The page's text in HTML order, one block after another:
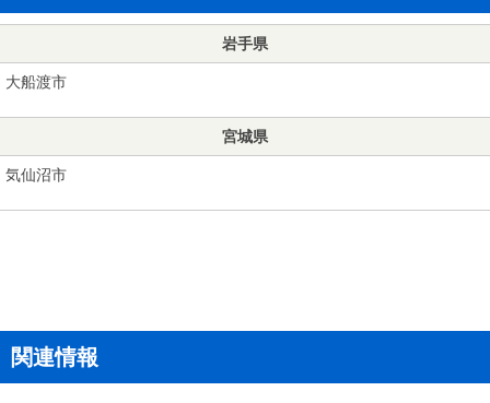
岩手県
大船渡市
宮城県
気仙沼市
関連情報